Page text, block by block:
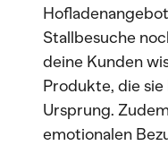
Stallbesuche
deine Kunden
Produkte, die
Ursprung.
emotionalen